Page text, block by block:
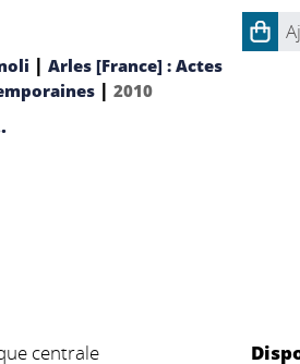
| Arles [France] : Actes
| 2010
centrale